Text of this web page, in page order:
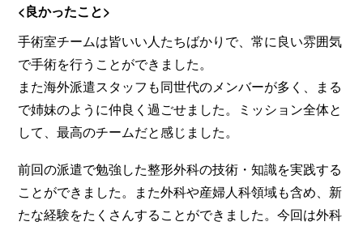
<良かったこと>
手術室チームは皆いい人たちばかりで、常に良い雰囲気
で手術を行うことができました。
また海外派遣スタッフも同世代のメンバーが多く、まる
で姉妹のように仲良く過ごせました。ミッション全体と
して、最高のチームだと感じました。
前回の派遣で勉強した整形外科の技術・知識を実践する
ことができました。また外科や産婦人科領域も含め、新
たな経験をたくさんすることができました。今回は外科